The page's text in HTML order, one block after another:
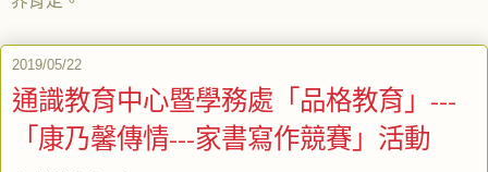
2019/05/22
通識教育中心暨學務處「品格教育」---
「康乃馨傳情---家書寫作競賽」活動